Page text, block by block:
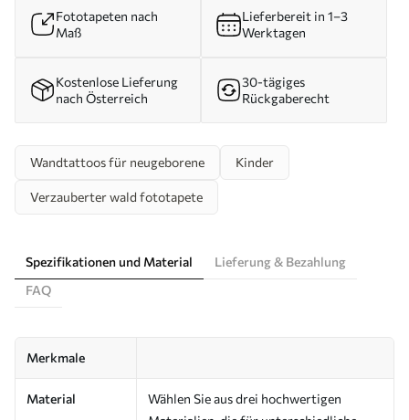
Fototapeten nach
Maß
Lieferbereit in 1–3
Werktagen
Kostenlose Lieferung
nach Österreich
30-tägiges
Rückgaberecht
Wandtattoos für neugeborene Kinder
Verzauberter wald fototapete
Spezifikationen und Material
Lieferung & Bezahlung
FAQ
Merkmale
Material
Wählen Sie aus drei hochwertigen